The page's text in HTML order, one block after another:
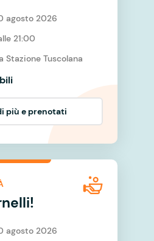
agosto 2026
21:00
Stazione Tuscolana
più e prenotati
agosto 2026